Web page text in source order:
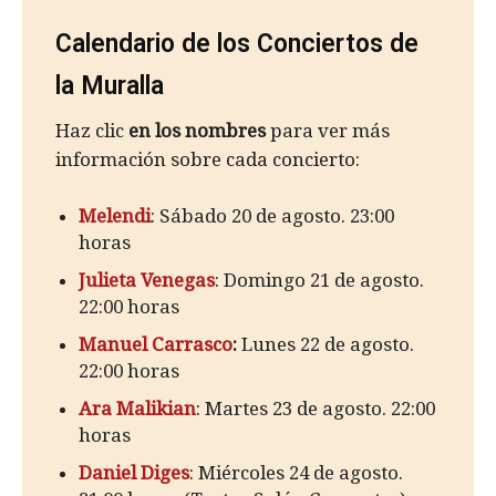
Calendario de los Conciertos de
la Muralla
Haz clic en los nombrespara ver más
información sobre cada concierto:
Melendi: Sábado 20 de agosto. 23:00
horas
Julieta Venegas: Domingo 21 de agosto.
22:00 horas
Manuel Carrasco: Lunes 22 de agosto.
22:00 horas
Ara Malikian: Martes 23 de agosto. 22:00
horas
Daniel Diges: Miércoles 24 de agosto.